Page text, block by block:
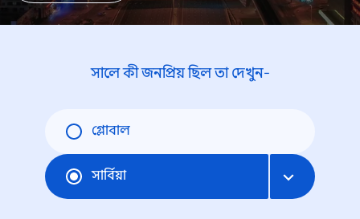
সালে কী জনপ্রিয় ছিল তা দেখুন-
গ্লোবাল
সার্বিয়া